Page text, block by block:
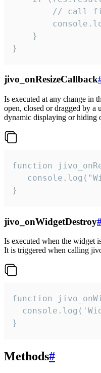
// call
    }
}
jivo_onResizeCallback
Is executed at any change in
open, closed or dragged by a
dynamic displaying or hiding
function
}
jivo_onWidgetDestroy
Is executed when the widget
It is triggered when calling
function
}
Methods#